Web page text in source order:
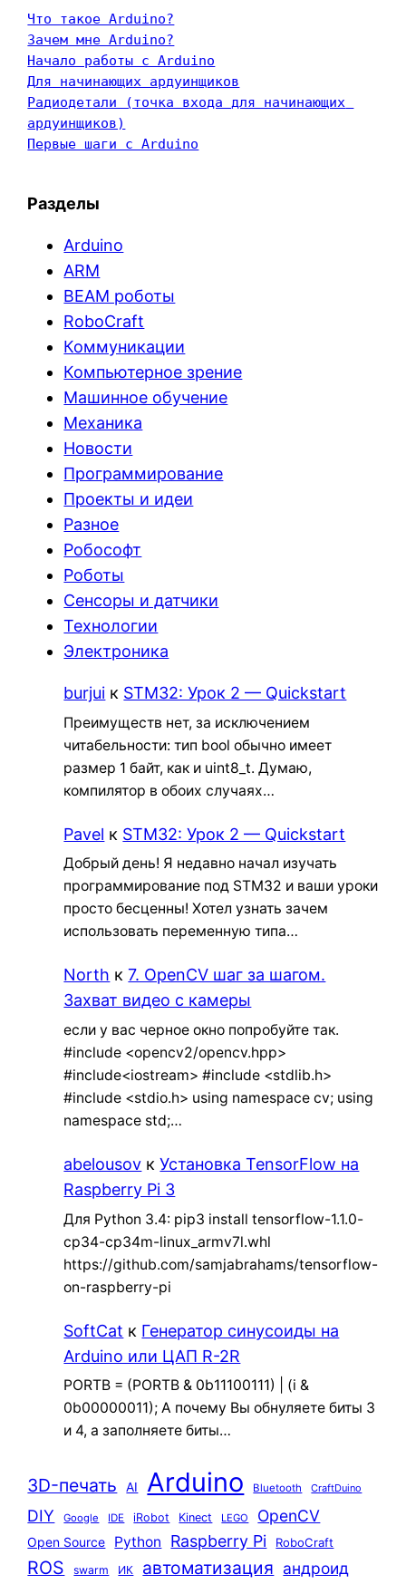
Что такое Arduino?
Зачем мне Arduino?
Начало работы с Arduino
Для начинающих ардуинщиков
Радиодетали (точка входа для начинающих
ардуинщиков)
Первые шаги с Arduino
Разделы
Arduino
ARM
BEAM роботы
RoboCraft
Коммуникации
Компьютерное зрение
Машинное обучение
Механика
Новости
Программирование
Проекты и идеи
Разное
Робософт
Роботы
Сенсоры и датчики
Технологии
Электроника
burjui к STM32: Урок 2 — Quickstart
Преимуществ нет, за исключением
читабельности: тип bool обычно имеет
размер 1 байт, как и uint8_t. Думаю,
компилятор в обоих случаях…
Pavel к STM32: Урок 2 — Quickstart
Добрый день! Я недавно начал изучать
программирование под STM32 и ваши уроки
просто бесценны! Хотел узнать зачем
использовать переменную типа…
North к7. OpenCV шаг за шагом.
Захват видео с камеры
если у вас черное окно попробуйте так.
#include <opencv2/opencv.hpp>
#include<iostream> #include <stdlib.h>
#include <stdio.h> using namespace cv; using
namespace std;…
abelousov кУстановка TensorFlow на
Raspberry Pi 3
Для Python 3.4: pip3 install tensorflow-1.1.0-
cp34-cp34m-linux_armv7l.whl
https://github.com/samjabrahams/tensorflow-
on-raspberry-pi
SoftCat к Генератор синусоиды на
Arduino или ЦАП R-2R
PORTB = (PORTB & 0b11100111) | (i &
0b00000011); А почему Вы обнуляете биты 3
и 4, а заполняете биты…
3D-печать AI Arduino Bluetooth CraftDuino
DIY Google IDE iRobot Kinect LEGO OpenCV
Open Source Python Raspberry Pi RoboCraft
ROS swarm ИК автоматизация андроид